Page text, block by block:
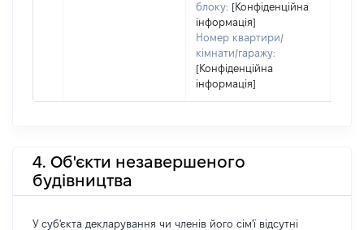
блоку: [Конфіденційна
інформація]
Номер квартири/
кімнати/гаражу:
[Конфіденційна
інформація]
4. Об'єкти незавершеного
будівництва
У суб'єкта декларування чи членів його сім'ї відсутні